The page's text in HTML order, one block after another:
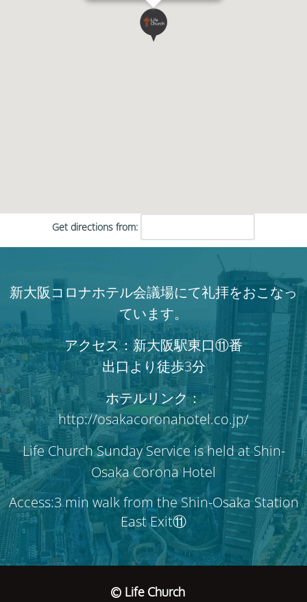
Get directions from:
新大阪コロナホテル会議場にて礼拝をおこなっ
ています。
アクセス：新大阪駅東口⑪番
出口より徒歩3分
ホテルリンク：
http://osakacoronahotel.co.jp/
Life Church Sunday Service is held at Shin-
Osaka Corona Hotel
Access:3 min walk from the Shin-Osaka Station
East Exit⑪
© Life Church